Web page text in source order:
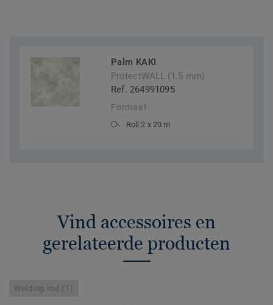
Palm KAKI
ProtectWALL (1.5 mm)
Ref. 264991095
Formaat
Roll 2 x 20 m
Vind accessoires en
gerelateerde producten
Welding rod (1)